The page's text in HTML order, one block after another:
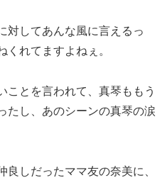
対してあんな風に言えるっ
くれてますよねぇ。
ことを言われて、真琴ももう
たし、あのシーンの真琴の涙
しだったママ友の奈美に、